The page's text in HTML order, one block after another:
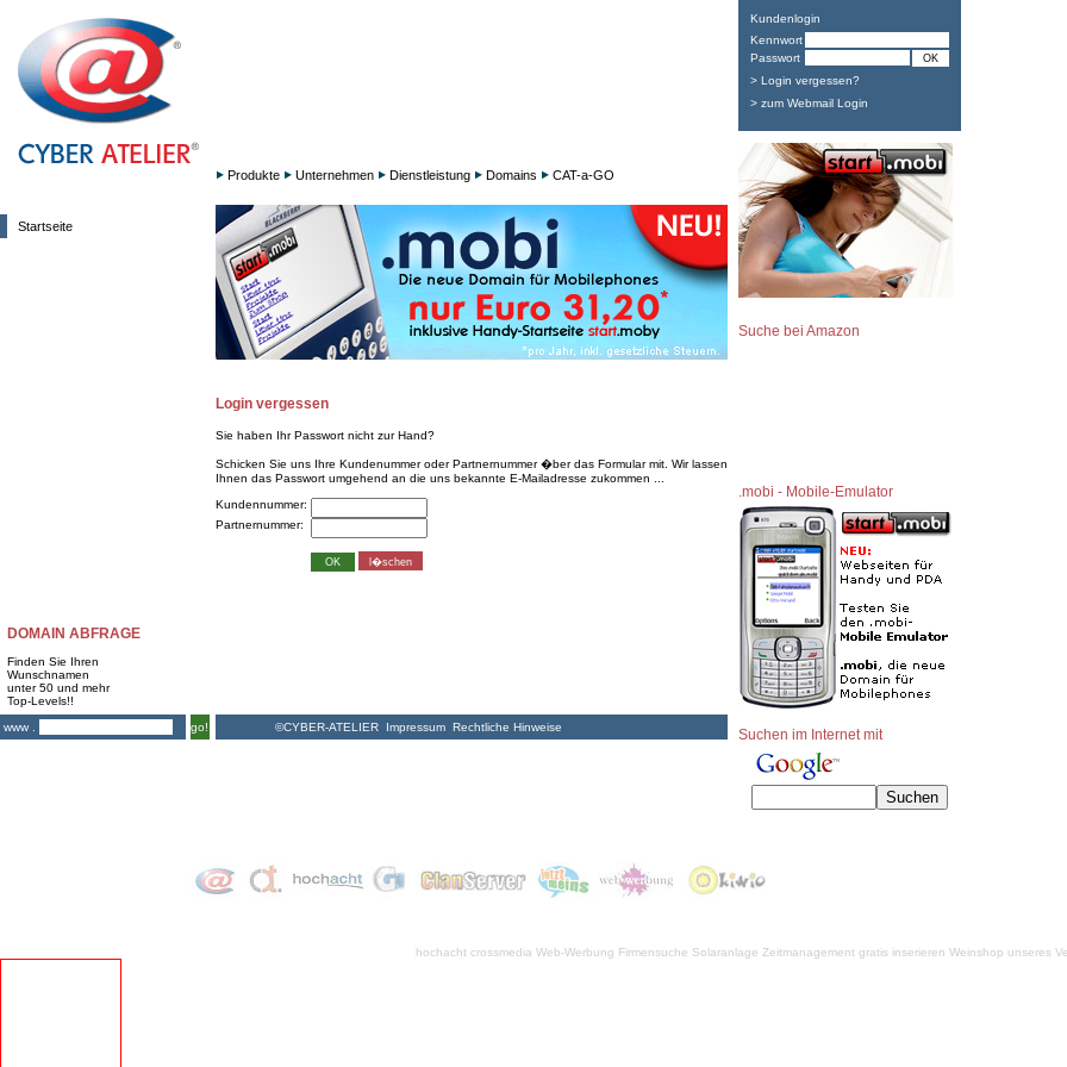
Startseite
DOMAIN ABFRAGE
Finden Sie Ihren
Wunschnamen
unter 50 und mehr
Top-Levels!!
www .
go!
Produkte Unternehmen Dienstleistung Domains CAT-a-GO
Login vergessen
Sie haben Ihr Passwort nicht zur Hand?
Schicken Sie uns Ihre Kundenummer oder Partnernummer �ber das Formular mit. Wir lassen
Ihnen das Passwort umgehend an die uns bekannte E-Mailadresse zukommen ...
Kundennummer:
Partnernummer:
©CYBER-ATELIER Impressum Rechtliche Hinweise
Kundenlogin
Kennwort
Passwort
> Login vergessen?
> zum Webmail Login
Suche bei Amazon
.mobi - Mobile-Emulator
Suchen im Internet mit
hochacht crossmedia Web-Werbung Firmensuche Solaranlage Zeitmanagement gratis inserieren Weinshop unseres